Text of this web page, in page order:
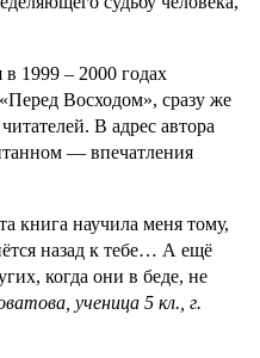
в 1999 – 2000 годах
Восходом», сразу же
В адрес автора
— впечатления
книга научила меня тому,
назад к тебе… А ещё
когда они в беде, не
ученица 5 кл., г.